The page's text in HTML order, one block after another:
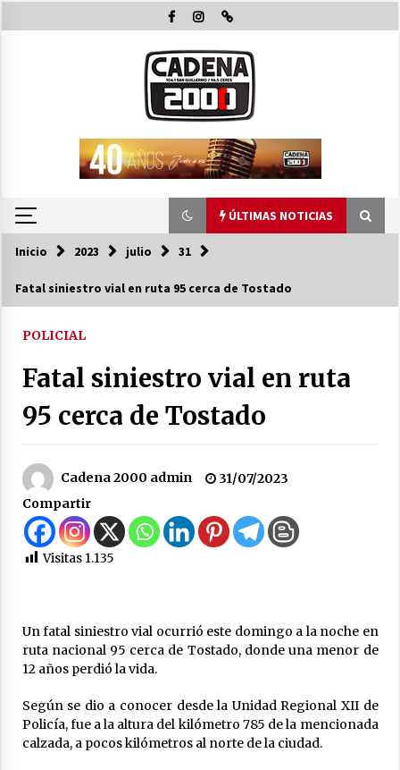
al
ÚLTIMAS NOTICIAS
ÚLTIMAS NOTICIAS
hombre investigado por la sustracción de una
moto
La Provincia cerró en Ceres la 1° ronda de
05/08/2026
Arrufó fue sede de una Jornada de
Capacitación del programa provincial «Crecer
04/08/2026
El CER N° 363 de Hersilia recibió un aporte
FANI para equipamiento en el marco de fuertes
Inicio 2023 julio 31
Fatal siniestro vial en ruta 95 cerca de Tostado
POLICIAL
Fatal siniestro vial en ruta
95 cerca de Tostado
Cadena 2000 admin
31/07/2023
Compartir
Visitas 1.135
Un fatal siniestro vial ocurrió este domingo a la noche en
ruta nacional 95 cerca de Tostado, donde una menor de
12 años perdió la vida.
Según se dio a conocer desde la Unidad Regional XII de
Policía, fue a la altura del kilómetro 785 de la mencionada
calzada, a pocos kilómetros al norte de la ciudad.